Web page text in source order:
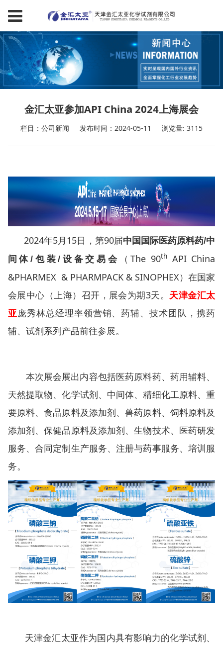
金汇太亚参加API China 2024上海展会
栏目：公司新闻 发布时间：2024-05-11 浏览量: 3115
2024年5月15日，第90届中国国际医药原料药/中
间体/包装/设备交易会
（The 90thAPI China
&PHARMEX & PHARMPACK & SINOPHEX）在国家
会展中心 （上海）召开，展会为期3天。 天津金汇太
亚庞秀林总经理率领营销、药辅、技术团队，携药
辅、试剂系列产品前往参展。
本次展会展出内容包括医药原料药、药用辅料、
天然提取物、化学试剂、中间体、精细化工原料、重
要原料、食品原料及添加剂、兽药原料、饲料原料及
添加剂、保健品原料及添加剂、生物技术、医药研发
服务、合同定制生产服务、注册与药事服务、培训服
务。
天津金汇太亚作为国内具有影响力的化学试剂、